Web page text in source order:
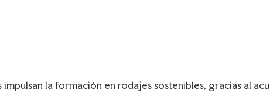
la formación en rodajes sostenibles, gracias al